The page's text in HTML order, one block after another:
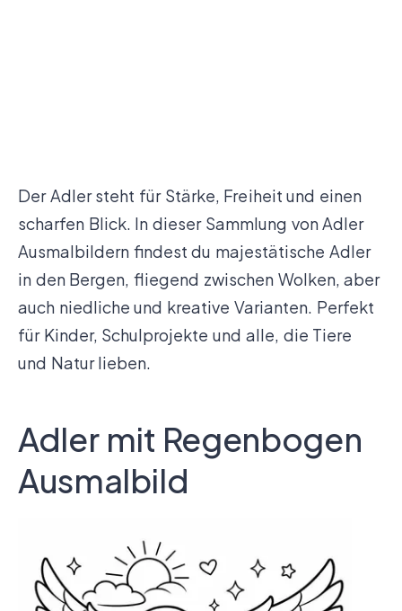
Der Adler steht für Stärke, Freiheit und einen
scharfen Blick. In dieser Sammlung von Adler
Ausmalbildern findest du majestätische Adler
in den Bergen, fliegend zwischen Wolken, aber
auch niedliche und kreative Varianten. Perfekt
für Kinder, Schulprojekte und alle, die Tiere
und Natur lieben.
Adler mit Regenbogen
Ausmalbild